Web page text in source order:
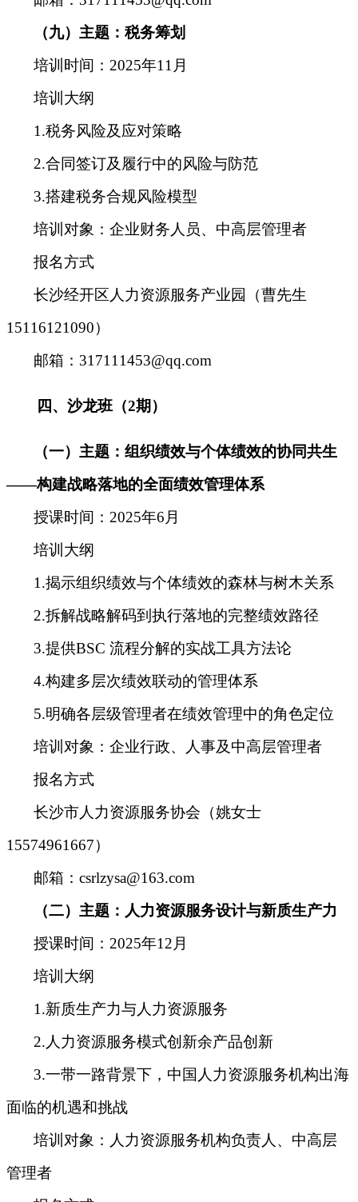
（九）主题：税务筹划
培训时间 ： 2025年11月
培训大纲
1.税务风险及应对策略
2.合同签订及履行中的风险与防范
3.搭建税务合规风险模型
培训对象 ： 企业财务人员、中高层管理者
报名方式
长沙经开区人力资源服务产业园（曹先生
15116121090）
邮箱：317111453@qq.com
四、 沙龙班 （2期）
（一）主题：组织绩效与个体绩效的协同共生
——构建战略落地的全面绩效管理体系
授课时间 ： 2025年6月
培训大纲
1.揭示组织绩效与个体绩效的森林与树木关系
2.拆解战略解码到执行落地的完整绩效路径
3.提供BSC 流程分解的实战工具方法论
4.构建多层次绩效联动的管理体系
5.明确各层级管理者在绩效管理中的角色定位
培训对象 ： 企业行政、人事及中高层管理者
报名方式
长沙市人力资源服务协会（姚女士
15574961667）
邮箱：csrlzysa@163.com
（二）主题：人力资源服务设计与新质生产力
授课时间 ： 2025年12月
培训大纲
1.新质生产力与人力资源服务
2.人力资源服务模式创新余产品创新
3.一带一路背景下，中国人力资源服务机构出海
面临的机遇和挑战
培训对象 ： 人力资源服务机构负责人、中高层
管理者